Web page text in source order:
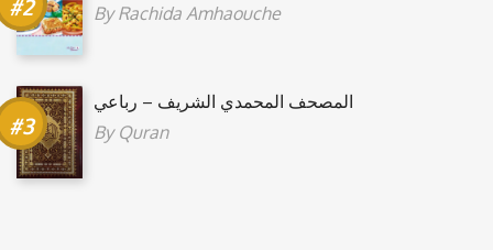
ByRachida Amhaouche
المصحف المحمدي الشريف – رباعي
By Quran